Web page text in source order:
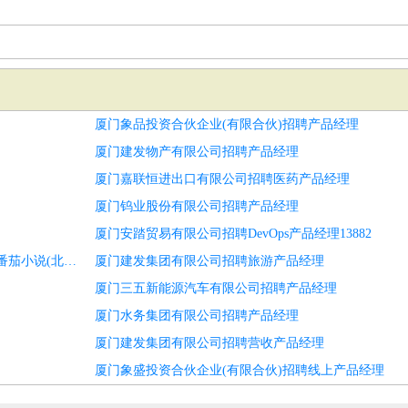
厦门象品投资合伙企业(有限合伙)招聘产品经理
厦门建发物产有限公司招聘产品经理
厦门嘉联恒进出口有限公司招聘医药产品经理
厦门钨业股份有限公司招聘产品经理
厦门安踏贸易有限公司招聘DevOps产品经理13882
厦门象盛投资合伙企业(有限合伙)招聘开放平台产品经理—番茄小说(北京字节跳动网络技术有限公司)
厦门建发集团有限公司招聘旅游产品经理
厦门三五新能源汽车有限公司招聘产品经理
厦门水务集团有限公司招聘产品经理
厦门建发集团有限公司招聘营收产品经理
厦门象盛投资合伙企业(有限合伙)招聘线上产品经理